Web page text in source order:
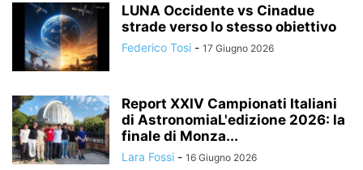
LUNA Occidente vs Cinadue
strade verso lo stesso obiettivo
Federico Tosi - 17 Giugno 2026
Report XXIV Campionati Italiani
di AstronomiaL'edizione 2026: la
finale di Monza...
Lara Fossi - 16 Giugno 2026